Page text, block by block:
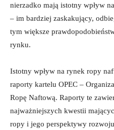
nierzadko mają istotny wpływ
– im bardziej zaskakujący,
tym większe
rynku.
Istotny wpływ na rynek ropy
raporty kartelu OPEC –
Ropę Naftową. Raporty te
najważniejszych kwestii
ropy i jego perspektywy